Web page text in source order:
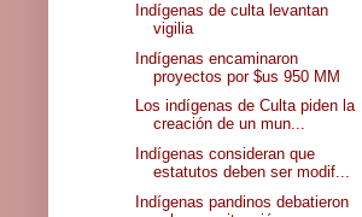
Indígenas de culta levantan
vigilia
Indígenas encaminaron
proyectos por $us 950 MM
Los indígenas de Culta piden la
creación de un mun...
Indígenas consideran que
estatutos deben ser modif...
Indígenas pandinos debatieron